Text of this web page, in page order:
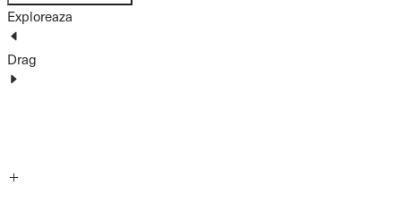
Exploreaza
Drag